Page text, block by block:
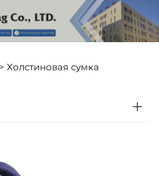
> Холстиновая сумка